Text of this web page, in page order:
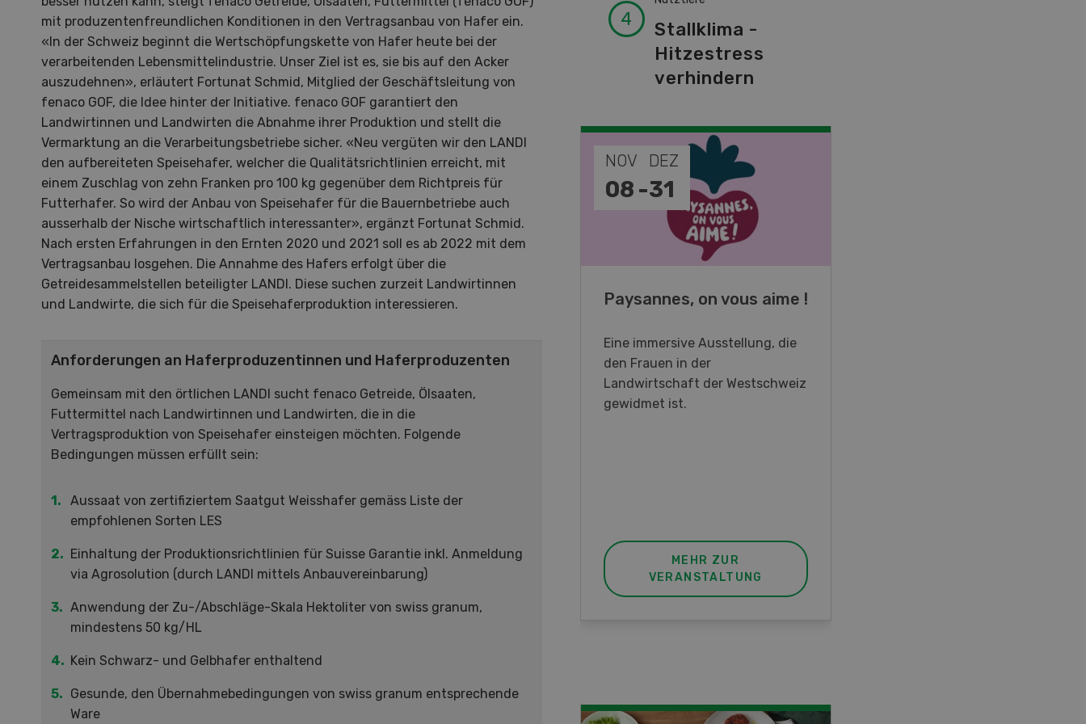
mit produzentenfreundlichen Konditionen in den Vertragsanbau von Hafer ein.
«In der Schweiz beginnt die Wertschöpfungskette von Hafer heute bei der
verarbeitenden Lebensmittelindustrie. Unser Ziel ist es, sie bis auf den Acker
auszudehnen», erläutert Fortunat Schmid, Mitglied der Geschäftsleitung von
fenaco GOF, die Idee hinter der Initiative. fenaco GOF garantiert den
Landwirtinnen und Landwirten die Abnahme ihrer Produktion und stellt die
Vermarktung an die Verarbeitungsbetriebe sicher. «Neu vergüten wir den LANDI
den aufbereiteten Speisehafer, welcher die Qualitätsrichtlinien erreicht, mit
einem Zuschlag von zehn Franken pro 100 kg gegenüber dem Richtpreis für
Futterhafer. So wird der Anbau von Speisehafer für die Bauernbetriebe auch
ausserhalb der Nische wirtschaftlich interessanter», ergänzt Fortunat Schmid.
Nach ersten Erfahrungen in den Ernten 2020 und 2021 soll es ab 2022 mit dem
Vertragsanbau losgehen. Die Annahme des Hafers erfolgt über die
Getreidesammelstellen beteiligter LANDI. Diese suchen zurzeit Landwirtinnen
und Landwirte, die sich für die Speisehaferproduktion interessieren.
Anforderungen an Haferproduzentinnen und Haferproduzenten
Gemeinsam mit den örtlichen LANDI sucht fenaco Getreide, Ölsaaten,
Futtermittel nach Landwirtinnen und Landwirten, die in die
Vertragsproduktion von Speisehafer einsteigen möchten. Folgende
Bedingungen müssen erfüllt sein:
Aussaat von zertifiziertem Saatgut Weisshafer gemäss Liste der
empfohlenen Sorten LES
Einhaltung der Produktionsrichtlinien für Suisse Garantie inkl. Anmeldung
via Agrosolution (durch LANDI mittels Anbauvereinbarung)
Anwendung der Zu-/Abschläge-Skala Hektoliter von swiss granum,
mindestens 50 kg/HL
Kein Schwarz- und Gelbhafer enthaltend
Gesunde, den Übernahmebedingungen von swiss granum entsprechende
Ware
Stallklima -
Hitzestress
verhindern
SEP
10-11
Demo Days 2026
zu den DemoDays 2026 nach
Wiedlisbach zu Live-
Demonstrationen und der CH-
Premiere des neuen 8-Rad-
MEHR ZUR
VERANSTALTUNG
NOV
08 -
DEZ
31
Paysannes, on vous aime !
Eine immersive Ausstellung, die
den Frauen in der
Landwirtschaft der Westschweiz
gewidmet ist.
MEHR ZUR
VERANSTALTUNG